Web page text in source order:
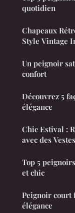
quotidien
Chapeaux
Style Vintage
Un peignoir
confort
Découvrez 5
élégance
Chic Estival :
avec des
Top 5
et chic
Peignoir court
élégance